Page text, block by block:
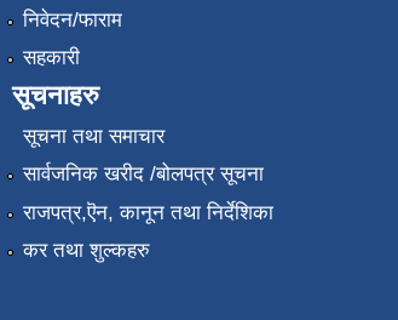
निवेदन/फाराम
सहकारी
सूचनाहरु
सूचना तथा समाचार
सार्वजनिक खरीद /बोलपत्र सूचना
राजपत्र,ऎन, कानून तथा निर्देशिका
कर तथा शुल्कहरु